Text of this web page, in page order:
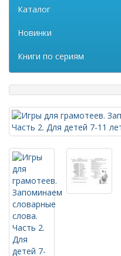
Каталог
Новинки
Книги по сериям